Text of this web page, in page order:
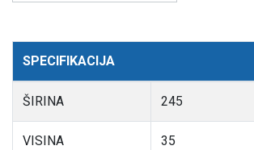
SPECIFIKACIJA
ŠIRINA 245
VISINA 35